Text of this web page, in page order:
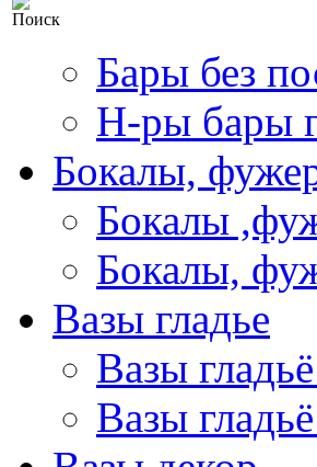
Бары без
Н-ры бары
Бокалы,
Бокалы
Бокалы,
Вазы гладье
Вазы
Вазы